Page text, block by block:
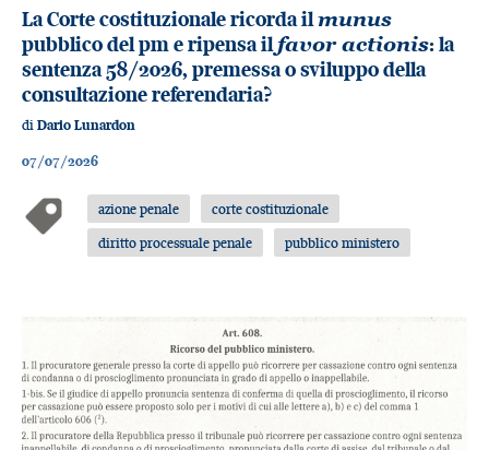
La Corte costituzionale ricorda ilmunus
pubblico del pm e ripensa ilfavor actionis: la
sentenza 58/2026, premessa o sviluppo della
consultazione referendaria?
di Dario Lunardon
07/07/2026
azione penale
corte costituzionale
diritto processuale penale
pubblico ministero